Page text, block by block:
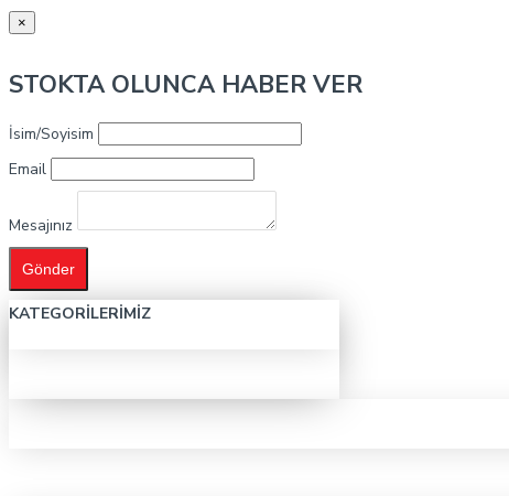
×
STOKTA OLUNCA HABER VER
İsim/Soyisim
Email
Mesajınız
Gönder
KATEGORILERIMIZ